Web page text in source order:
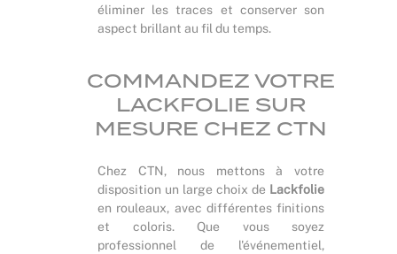
éliminer les traces et conserver son
aspect brillant au fil du temps.
COMMANDEZ VOTRE
LACKFOLIE SUR
MESURE CHEZ CTN
Chez CTN, nous mettons à votre
disposition un large choix de Lackfolie
en rouleaux, avec différentes finitions
et coloris. Que vous soyez
professionnel de l'événementiel,